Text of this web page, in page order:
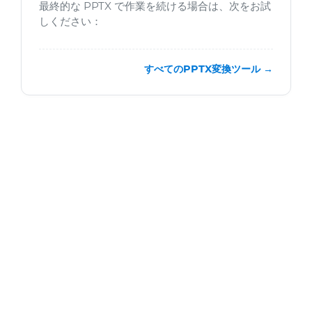
最終的な PPTX で作業を続ける場合は、次をお試
しください：
すべてのPPTX変換ツール →